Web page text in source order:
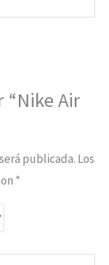
“Nike Air
publicada. Los
*